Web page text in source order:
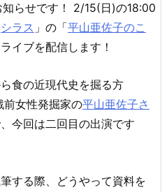
知らせです！ 2/15(日)の18:00
シラス 」の「平山亜佐子のこ
イブを配信します！
食の近現代史を掘る方
前女性発掘家の平山亜佐子さ
今回は二回目の出演です
する際、どうやって資料を